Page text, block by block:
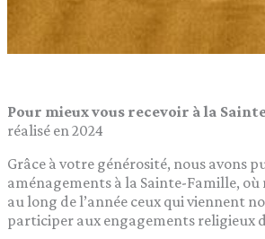
Pour mieux vous recevoir à la
réalisé en 2024
Grâce à votre générosité, nous avons
aménagements à la Sainte-Famille,
au long de l’année ceux qui viennent
participer aux engagements religieux